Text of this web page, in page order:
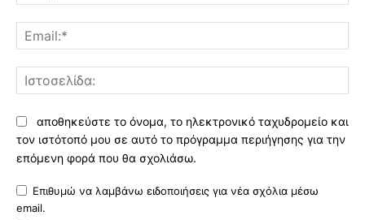
αποθηκεύστε το όνομα, το ηλεκτρονικό ταχυδρομείο και
τον ιστότοπό μου σε αυτό το πρόγραμμα περιήγησης για την
επόμενη φορά που θα σχολιάσω.
Επιθυμώ να λαμβάνω ειδοποιήσεις για νέα σχόλια μέσω
email.